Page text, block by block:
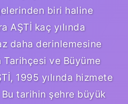
biri haline
AŞTİ kaç yılında
daha derinlemesine
Tarihçesi ve Büyüme
1995 yılında hizmete
tarihin şehre büyük